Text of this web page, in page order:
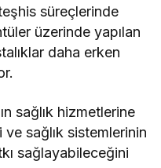
süreçlerinde
üzerinde yapılan
daha erken
sağlık hizmetlerine
sağlık sistemlerinin
sağlayabileceğini